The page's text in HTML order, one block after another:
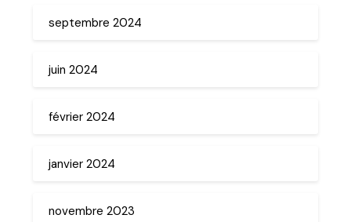
septembre 2024
juin 2024
février 2024
janvier 2024
novembre 2023